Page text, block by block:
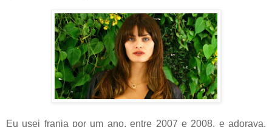
Eu usei franja por um ano, entre 2007 e 2008, e adorava.